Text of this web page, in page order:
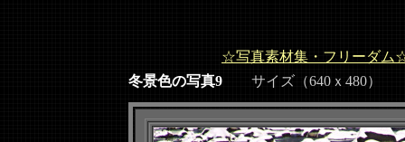
☆写真素材集・フリーダム
冬景色の写真9 サイズ（640ｘ480）